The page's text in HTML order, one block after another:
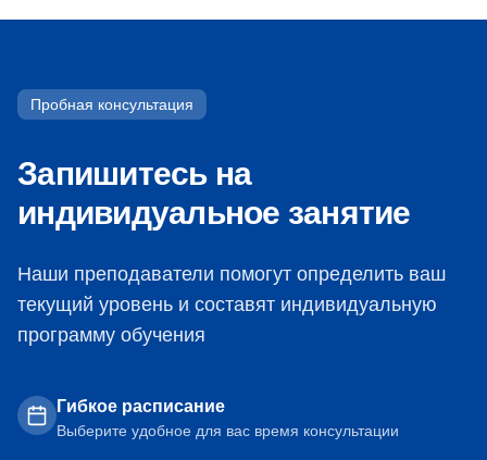
Пробная консультация
Запишитесь на
индивидуальное занятие
Наши преподаватели помогут определить ваш
текущий уровень и составят индивидуальную
программу обучения
Гибкое расписание
Выберите удобное для вас время консультации